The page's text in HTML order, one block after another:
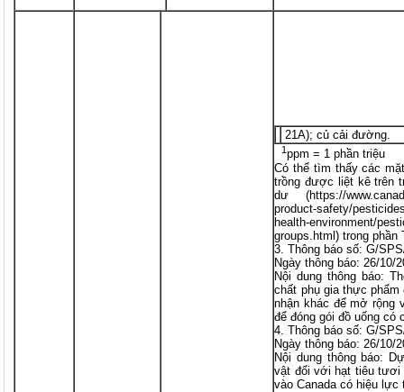
21A); củ cải đường.
1ppm = 1 phần triệu
Có thể tìm thấy các
trồng được liệt kê trên
dư (https://
product-safety/
health-environment/
groups.html) trong phần
3. Thông báo số: G/
Ngày thông báo: 26/10/
Nội dung thông báo:
chất phụ gia thực
nhận khác để mở rộng
để đóng gói đồ uống có
4. Thông báo số: G/
Ngày thông báo: 26/10/
Nội dung thông báo:
vật đối với hạt tiêu tươi
vào Canada có hiệu lực